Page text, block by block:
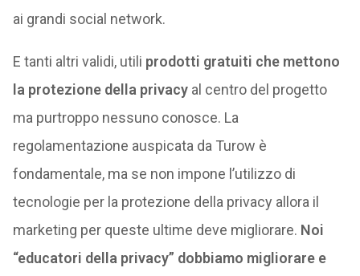
ai grandi social network.
E tanti altri validi, utili prodotti gratuiti che mettono
la protezione della privacyal centro del progetto
ma purtroppo nessuno conosce. La
regolamentazione auspicata da Turow è
fondamentale, ma se non impone l’utilizzo di
tecnologie per la protezione della privacy allora il
marketing per queste ultime deve migliorare. Noi
“educatori della privacy” dobbiamo migliorare e